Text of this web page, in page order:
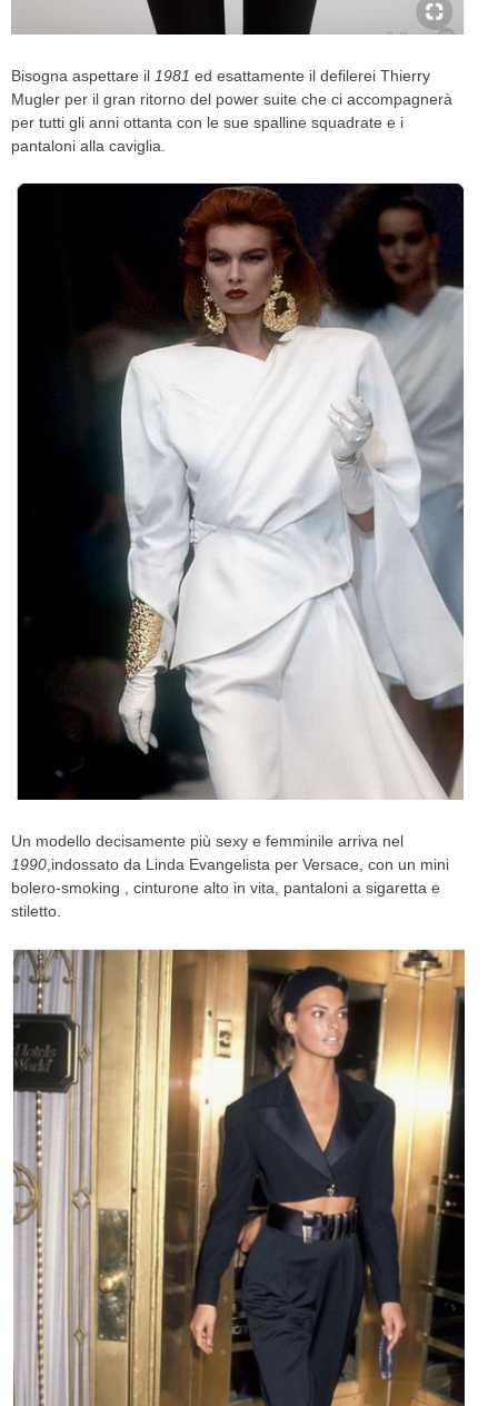
Bisogna aspettare il 1981 ed esattamente il defilerei Thierry
Mugler per il gran ritorno del power suite che ci accompagnerà
per tutti gli anni ottanta con le sue spalline squadrate e i
pantaloni alla caviglia.
Un modello decisamente più sexy e femminile arriva nel
1990 ,indossato da Linda Evangelista per Versace, con un mini
bolero-smoking , cinturone alto in vita, pantaloni a sigaretta e
stiletto.